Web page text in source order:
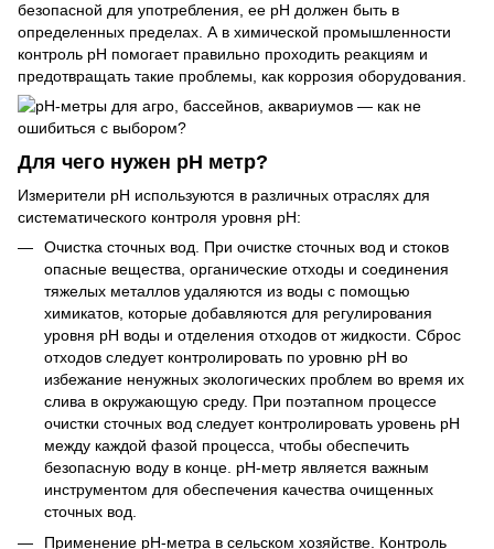
безопасной для употребления, ее pH должен быть в
определенных пределах. А в химической промышленности
контроль pH помогает правильно проходить реакциям и
предотвращать такие проблемы, как коррозия оборудования.
Для чего нужен рН метр?
Измерители рН используются в различных отраслях для
систематического контроля уровня рН:
Очистка сточных вод. При очистке сточных вод и стоков
опасные вещества, органические отходы и соединения
тяжелых металлов удаляются из воды с помощью
химикатов, которые добавляются для регулирования
уровня pH воды и отделения отходов от жидкости. Сброс
отходов следует контролировать по уровню рН во
избежание ненужных экологических проблем во время их
слива в окружающую среду. При поэтапном процессе
очистки сточных вод следует контролировать уровень pH
между каждой фазой процесса, чтобы обеспечить
безопасную воду в конце. pH-метр является важным
инструментом для обеспечения качества очищенных
сточных вод.
Применение рH-метра в сельском хозяйстве. Контроль